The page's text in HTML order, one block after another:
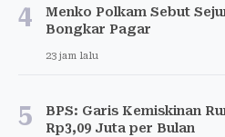
4
Menko Polkam Sebut
Bongkar Pagar
23 jam lalu
5
BPS: Garis Kemiskinan
Rp3,09 Juta per Bulan